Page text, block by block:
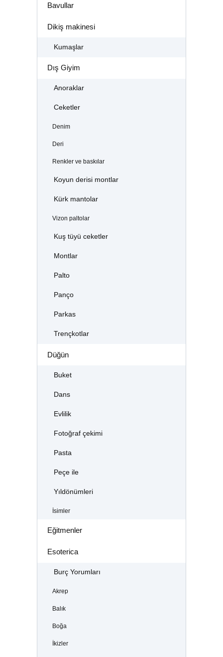
Bavullar
Dikiş makinesi
Kumaşlar
Dış Giyim
Anoraklar
Ceketler
Denim
Deri
Renkler ve baskılar
Koyun derisi montlar
Kürk mantolar
Vizon paltolar
Kuş tüyü ceketler
Montlar
Palto
Panço
Parkas
Trençkotlar
Düğün
Buket
Dans
Evlilik
Fotoğraf çekimi
Pasta
Peçe ile
Yıldönümleri
İsimler
Eğitmenler
Esoterica
Burç Yorumları
Akrep
Balık
Boğa
İkizler